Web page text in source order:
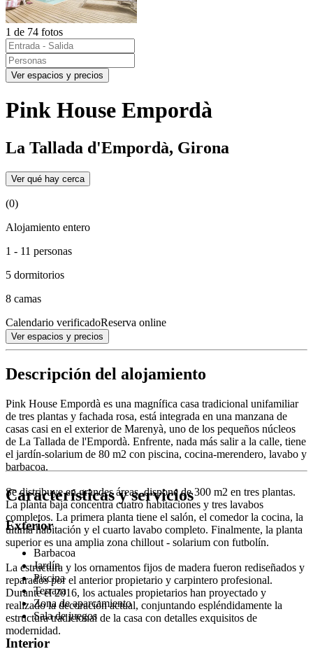
1 de 74 fotos
Ver espacios y precios
Pink House Empordà
La Tallada d'Empordà, Girona
Ver qué hay cerca
(0)
Alojamiento entero
1 - 11 personas
5 dormitorios
8 camas
Calendario verificadoReserva online
Ver espacios y precios
Descripción del alojamiento
Pink House Empordà es una magnífica casa tradicional unifamiliar
de tres plantas y fachada rosa, está integrada en una manzana de
casas casi en el exterior de Marenyà, uno de los pequeños núcleos
de La Tallada de l'Empordà. Enfrente, nada más salir a la calle, tiene
el jardín-solarium de 80 m2 con piscina, cocina-merendero, lavabo y
barbacoa.
Se distribuye en grandes áreas, dispone de 300 m2 en tres plantas.
La planta baja concentra cuatro habitaciones y tres lavabos
completos. La primera planta tiene el salón, el comedor la cocina, la
última habitación y el cuarto lavabo completo. Finalmente, la planta
superior es una amplia zona chillout - solarium con futbolín.
La estructura y los ornamentos fijos de madera fueron rediseñados y
reparados por el anterior propietario y carpintero profesional.
Durante el 2016, los actuales propietarios han proyectado y
realizado la decoración actual, conjuntando espléndidamente la
estructura tradicional de la casa con detalles exquisitos de
modernidad.
Características y servicios
Exterior
Barbacoa
Jardín
Piscina
Terraza
Zona de aparcamiento
Sala de juegos
Interior